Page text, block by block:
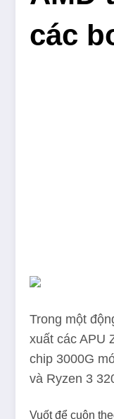
các
Trong một
xuất các APU
chip 3000G
và Ryzen 3
Vuốt để cuộn